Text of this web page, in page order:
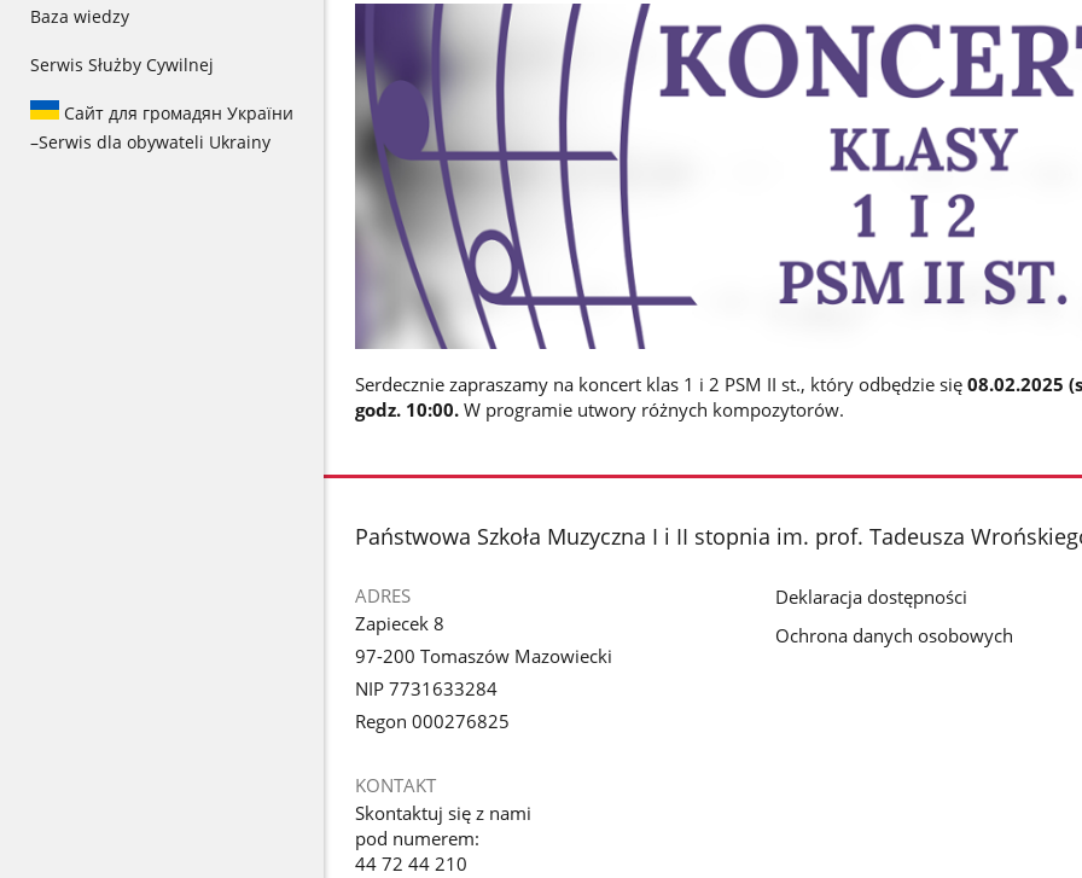
Baza wiedzy
Serwis Służby Cywilnej
Сайт для громадян України
–Serwis dla obywateli Ukrainy
Serdecznie zapraszamy na koncert klas 1 i 2 PSM II st., który odbędzie się08.02.2025
godz. 10:00.W programie utwory różnych kompozytorów.
stopka
Państwowa Szkoła Muzyczna I i II stopnia im. prof. Tadeusza
ADRES
Zapiecek 8
97-200 Tomaszów Mazowiecki
NIP 7731633284
Regon 000276825
KONTAKT
Skontaktuj się z nami
pod numerem:
44 72 44 210
Deklaracja dostępności
Ochrona danych osobowych